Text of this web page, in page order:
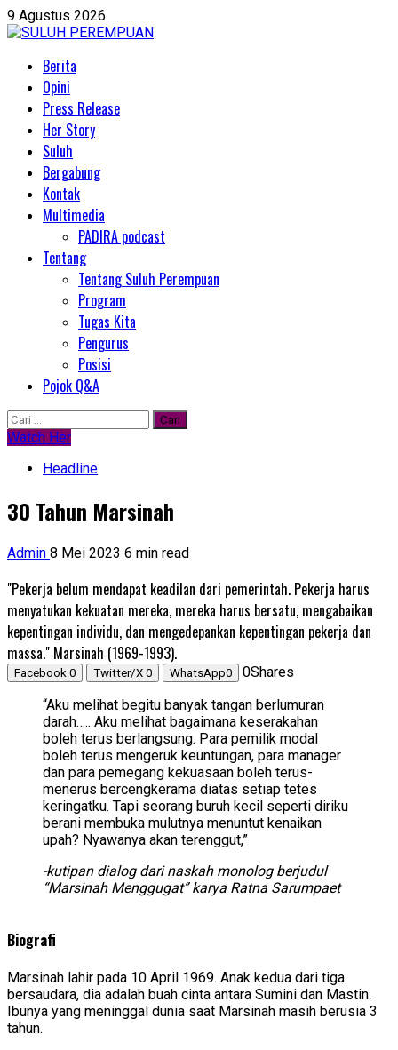
Skip
to
9 Agustus 2026
PrimaryBerita
Opini
Press Release
Her Story
Suluh
Bergabung
Kontak
Multimedia
PADIRA podcast
Tentang
Tentang Suluh Perempuan
Program
Tugas Kita
Pengurus
Posisi
Pojok Q&A
Cari
untuk:
Watch Her
Headline
30 Tahun Marsinah
Admin 8 Mei 2023 6 min read
"Pekerja belum mendapat keadilan dari pemerintah. Pekerja harus
menyatukan kekuatan mereka, mereka harus bersatu, mengabaikan
kepentingan individu, dan mengedepankan kepentingan pekerja dan
massa." Marsinah (1969-1993).
Facebook 0 Twitter/X 0 WhatsApp0 0Shares
“Aku melihat begitu banyak tangan berlumuran
darah….. Aku melihat bagaimana keserakahan
boleh terus berlangsung. Para pemilik modal
boleh terus mengeruk keuntungan, para manager
dan para pemegang kekuasaan boleh terus-
menerus bercengkerama diatas setiap tetes
keringatku. Tapi seorang buruh kecil seperti diriku
berani membuka mulutnya menuntut kenaikan
upah? Nyawanya akan terenggut,”
-kutipan dialog dari naskah monolog berjudul
“Marsinah Menggugat” karya Ratna Sarumpaet
Biografi
Marsinah lahir pada 10 April 1969. Anak kedua dari tiga
bersaudara, dia adalah buah cinta antara Sumini dan Mastin.
Ibunya yang meninggal dunia saat Marsinah masih berusia 3
tahun.